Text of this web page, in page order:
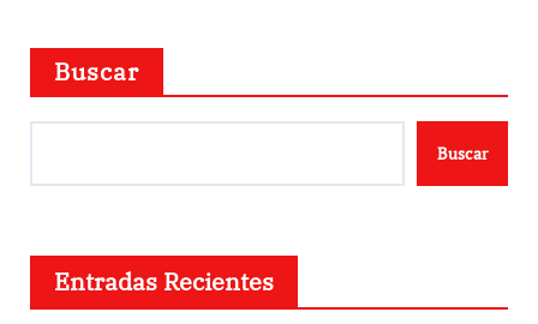
Buscar
Buscar
Entradas Recientes